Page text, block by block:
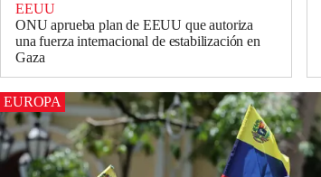
EEUU
ONU aprueba plan de EEUU que autoriza
una fuerza internacional de estabilización en
Gaza
EUROPA